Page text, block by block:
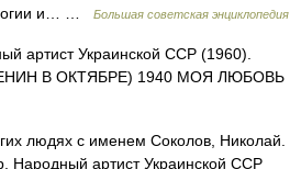
и… …
Большая советская энциклопедия
артист Украинской ССР (1960).
В ОКТЯБРЕ) 1940 МОЯ ЛЮБОВЬ
людях с именем Соколов, Николай.
Народный артист Украинской ССР